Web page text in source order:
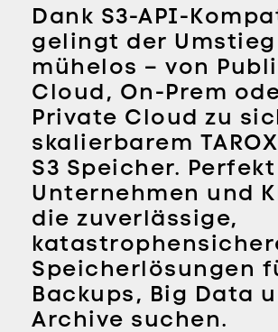
Dank S3-API-
gelingt der Umstieg
mühelos – von
Cloud, On-Prem
Private Cloud zu
skalierbarem
S3 Speicher.
Unternehmen und
die zuverlässige,
Speicherlösungen
Backups, Big Data
Archive suchen.